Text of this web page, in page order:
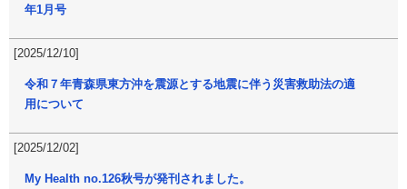
年1月号
[2025/12/10]
令和７年青森県東方沖を震源とする地震に伴う災害救助法の適
用について
[2025/12/02]
My Health no.126秋号が発刊されました。